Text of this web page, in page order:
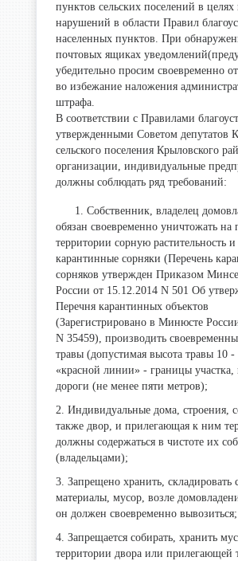
пунктов сельских поселений в целях
нарушений в области Правил
населенных пунктов. При
почтовых ящиках
убедительно просим своевременно
во избежание наложения
штрафа.
В соответствии с Правилами
утвержденными Советом депутатов
сельского поселения Крыловского
организации, индивидуальные
должны соблюдать ряд требований:
1. Собственник, владелец
обязан своевременно уничтожать на
территории сорную растительность и
карантинные сорняки (Перечень
сорняков утвержден Приказом
России от 15.12.2014 N 501 Об
Перечня карантинных объектов
(Зарегистрировано в Минюсте
N 35459), производить
травы (допустимая высота травы 10
«красной линии» - границы участка,
дороги (не менее пяти метров);
2. Индивидуальные дома, строения,
также двор, и прилегающая к ним
должны содержаться в чистоте их
(владельцами);
3. Запрещено хранить, складировать
материалы, мусор, возле
он должен своевременно вывозиться;
4. Запрещается собирать, хранить
территории двора или прилегающей